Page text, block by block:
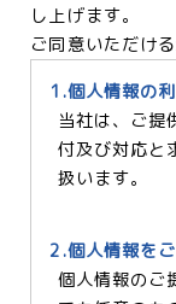
し上げます。
ご同意いただけ
1.個人情報の
当社は、ご提
付及び対応と
扱います。
2.個人情報を
個人情報のご